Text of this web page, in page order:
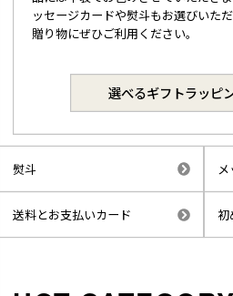
ッセージカードや熨斗もお選びいた
贈り物にぜひご利用ください。
選べるギフトラッピ
熨斗 メ
送料とお支払いカード 初